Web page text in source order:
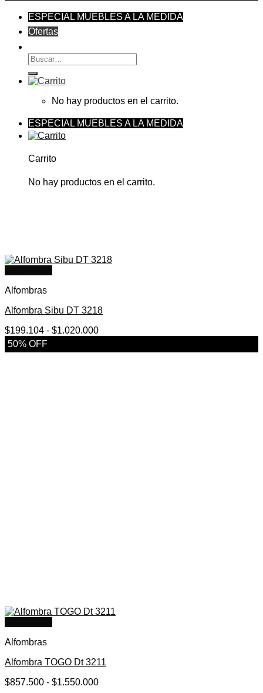
ESPECIAL MUEBLES A LA MEDIDA
Ofertas
Buscar
por:
No hay productos en el carrito.
ESPECIAL MUEBLES A LA MEDIDA
Carrito
No hay productos en el carrito.
Alfombras
Alfombra Sibu DT 3218
$199.104 - $1.020.000Rango
precios:
50% OFF
Alfombras
Alfombra TOGO Dt 3211
$857.500 - $1.550.000Rango